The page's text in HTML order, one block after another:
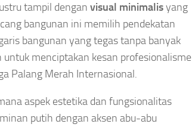
tampil dengan visual minimalisyang
bangunan ini memilih pendekatan
bangunan yang tegas tanpa banyak
menciptakan kesan profesionalisme
Palang Merah Internasional.
aspek estetika dan fungsionalitas
putih dengan aksen abu-abu